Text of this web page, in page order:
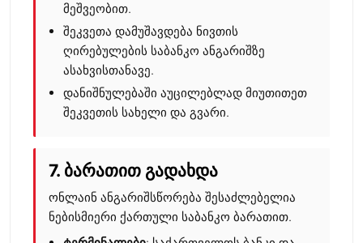
მეშვეობით.
შეკვეთა დამუშავდება ნივთის
ღირებულების საბანკო ანგარიშზე
ასახვისთანავე.
დანიშნულებაში აუცილებლად მიუთითეთ
შეკვეთის სახელი და გვარი.
7. ბარათით გადახდა
ონლაინ ანგარიშსწორება შესაძლებელია
ნებისმიერი ქართული საბანკო ბარათით.